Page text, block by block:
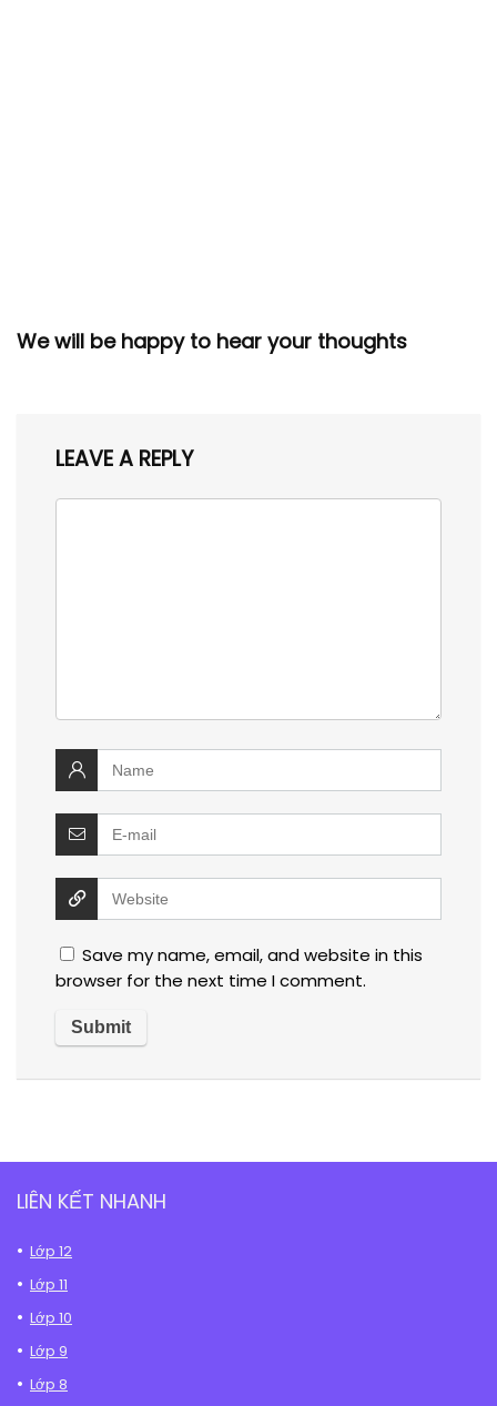
We will be happy to hear your thoughts
LEAVE A REPLY
Save my name, email, and website in this
browser for the next time I comment.
LIÊN KẾT NHANH
Lớp 12
Lớp 11
Lớp 10
Lớp 9
Lớp 8